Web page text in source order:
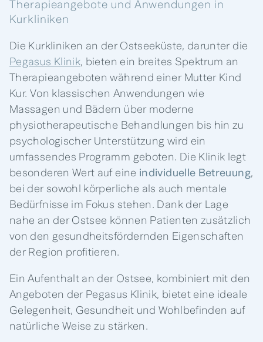
Therapieangebote und Anwendungen in
Kurkliniken
Die Kurkliniken an der Ostseeküste, darunter die
Pegasus Klinik, bieten ein breites Spektrum an
Therapieangeboten während einer Mutter Kind
Kur. Von klassischen Anwendungen wie
Massagen und Bädern über moderne
physiotherapeutische Behandlungen bis hin zu
psychologischer Unterstützung wird ein
umfassendes Programm geboten. Die Klinik legt
besonderen Wert auf eine individuelle Betreuung,
bei der sowohl körperliche als auch mentale
Bedürfnisse im Fokus stehen. Dank der Lage
nahe an der Ostsee können Patienten zusätzlich
von den gesundheitsfördernden Eigenschaften
der Region profitieren.
Ein Aufenthalt an der Ostsee, kombiniert mit den
Angeboten der Pegasus Klinik, bietet eine ideale
Gelegenheit, Gesundheit und Wohlbefinden auf
natürliche Weise zu stärken.